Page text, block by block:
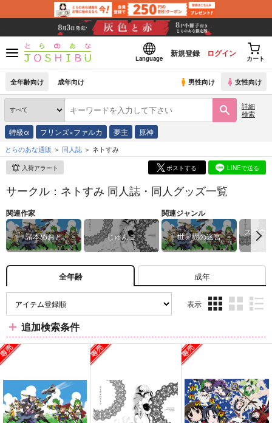
Language
新規登録 ログイン
カート
全年齢向け 成年向け 男性向け 女性向け
詳細
検索
特級α フリンズ×ファルカ 夢主 原神
とらのあな通販 同人誌 ネトすみ
入荷アラート ポストする LINEで送る
サークル：ネトすみ 同人誌・同人グッズ一覧
関連作家
諸本めおと じゅんこ
関連ジャンル
世界樹の迷宮 スクウ
全年齢 成年
表示
ム
表
ム
表
ム
表
追加検索条件